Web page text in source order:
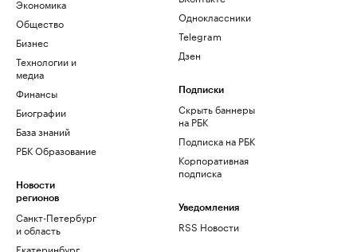
Экономика
Общество
Бизнес
Технологии и
медиа
Финансы
Биографии
База знаний
РБК Образование
Новости
регионов
Санкт-Петербург
и область
Екатеринбург
Одноклассники
Telegram
Дзен
Подписки
Скрыть баннеры
на РБК
Подписка на РБК
Корпоративная
подписка
Уведомления
RSS Новости